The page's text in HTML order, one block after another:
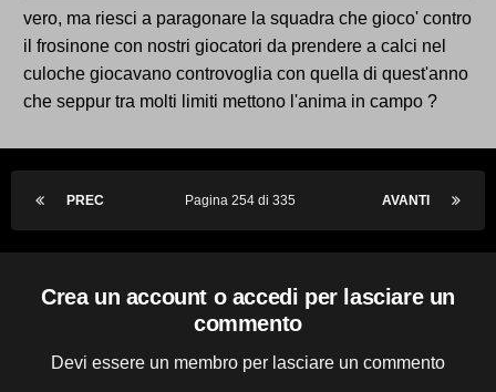
vero, ma riesci a paragonare la squadra che gioco' contro
il frosinone con nostri giocatori da prendere a calci nel
culoche giocavano controvoglia con quella di quest'anno
che seppur tra molti limiti mettono l'anima in campo ?
PREC AVANTI
Pagina 254 di 335
Crea un account o accedi per lasciare un
commento
Devi essere un membro per lasciare un commento